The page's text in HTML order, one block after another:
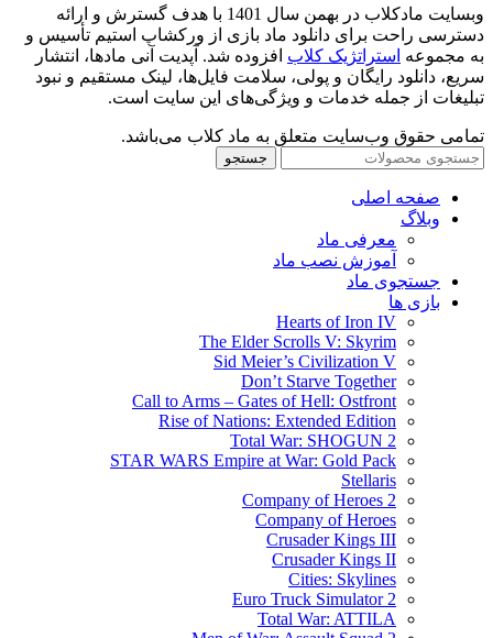
وبسایت مادکلاب در بهمن سال 1401 با هدف گسترش و ارائه
دسترسی راحت برای دانلود ماد بازی از ورکشاپ استیم تأسیس و
به مجموعه استراتژیک کلاب افزوده شد. آپدیت آنی مادها، انتشار
سریع، دانلود رایگان و پولی، سلامت فایل‌ها، لینک مستقیم و نبود
تبلیغات از جمله خدمات و ویژگی‌های این سایت است.
تمامی حقوق وب‌سایت متعلق به ماد کلاب می‌باشد.
جستجو
صفحه اصلی
وبلاگ
معرفی ماد
آموزش نصب ماد
جستجوی ماد
بازی ها
Hearts of Iron IV
The Elder Scrolls V: Skyrim
Sid Meier’s Civilization V
Don’t Starve Together
Call to Arms – Gates of Hell: Ostfront
Rise of Nations: Extended Edition
Total War: SHOGUN 2
STAR WARS Empire at War: Gold Pack
Stellaris
Company of Heroes 2
Company of Heroes
Crusader Kings III
Crusader Kings II
Cities: Skylines
Euro Truck Simulator 2
Total War: ATTILA